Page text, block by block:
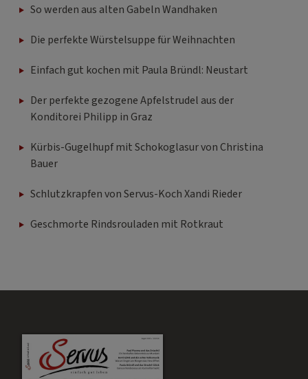
So werden aus alten Gabeln Wandhaken
Die perfekte Würstelsuppe für Weihnachten
Einfach gut kochen mit Paula Bründl: Neustart
Der perfekte gezogene Apfelstrudel aus der
Konditorei Philipp in Graz
Kürbis-Gugelhupf mit Schokoglasur von Christina
Bauer
Schlutzkrapfen von Servus-Koch Xandi Rieder
Geschmorte Rindsrouladen mit Rotkraut